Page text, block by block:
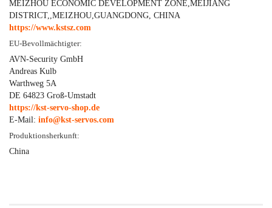
MEIZHOU ECONOMIC DEVELOPMENT ZONE,MEIJIANG
DISTRICT,,MEIZHOU,GUANGDONG, CHINA
https://www.kstsz.com
EU-Bevollmächtigter:
AVN-Security GmbH
Andreas Kulb
Warthweg 5A
DE 64823 Groß-Umstadt
https://kst-servo-shop.de
E-Mail: info@kst-servos.com
Produktionsherkunft:
China